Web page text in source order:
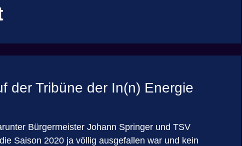
der Tribüne der In(n) Energie
Bürgermeister Johann Springer und TSV
Saison 2020 ja völlig ausgefallen war und kein